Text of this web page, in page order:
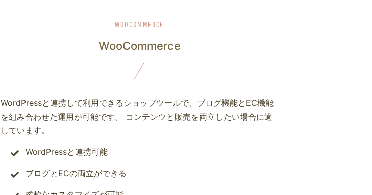
WooCommerce
WordPressと連携して利用できるショップツールで、ブログ機能とEC機能
を組み合わせた運用が可能です。 コンテンツと販売を両立したい場合に適
しています。
WordPressと連携可能
ブログとECの両立ができる